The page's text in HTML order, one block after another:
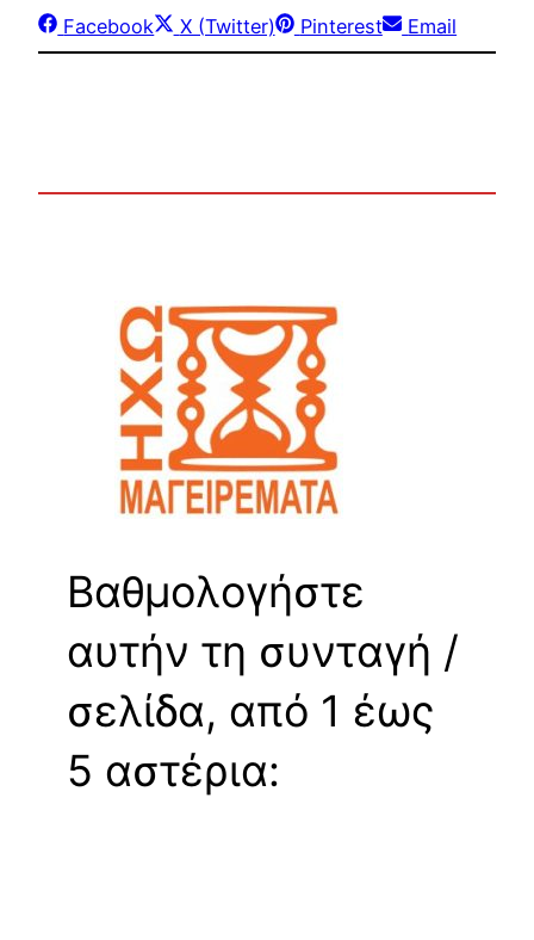
Share
on
Facebook
Share
on
X (Twitter)
Share
on
Pinterest
Share
on
Email
Βαθμολογήστε
αυτήν τη συνταγή /
σελίδα, από 1 έως
5 αστέρια: